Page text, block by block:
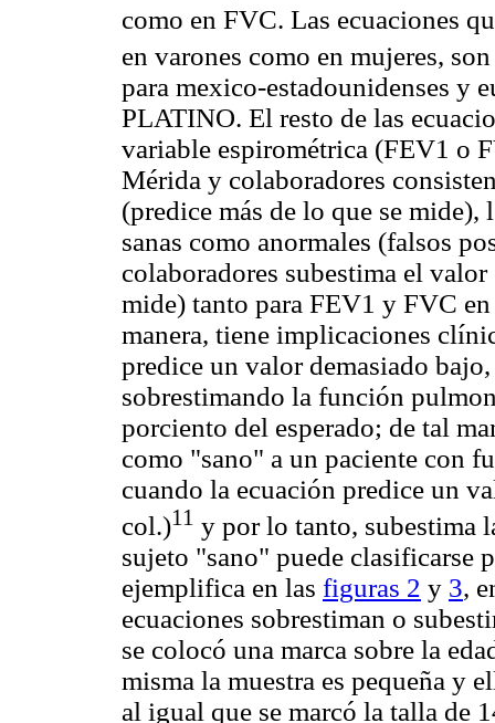
como en FVC. Las ecuaciones
en varones como en mujeres,
para mexico-estadounidenses y
PLATINO. El resto de las
variable espirométrica (FEV1 o
Mérida y colaboradores
(predice más de lo que se
sanas como anormales (falsos
colaboradores subestima el
mide) tanto para FEV1 y FVC
manera, tiene implicaciones
predice un valor demasiado
sobrestimando la función
porciento del esperado; de tal
como "sano" a un paciente con
cuando la ecuación predice un
col.)11 y por lo tanto, subestima
sujeto "sano" puede clasificarse
ejemplifica en las figuras 2 y 3,
ecuaciones sobrestiman o
se colocó una marca sobre la
misma la muestra es pequeña y
al igual que se marcó la talla de